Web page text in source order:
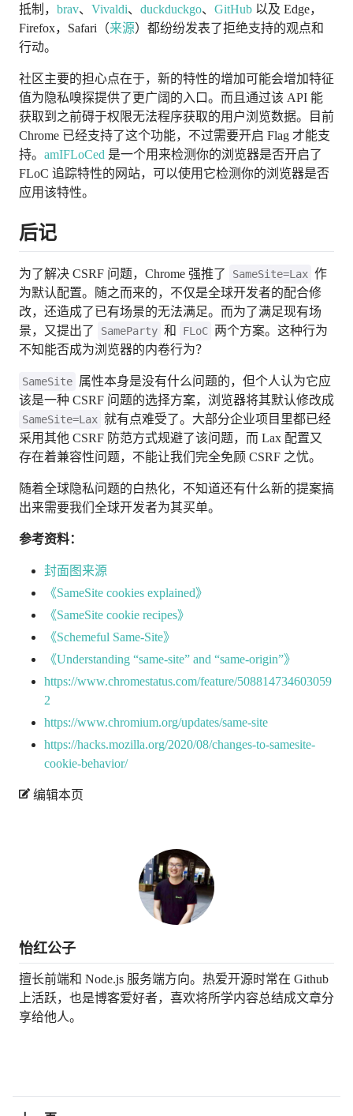
抵制， brav、 Vivaldi、 duckduckgo、 GitHub 以及 Edge，
Firefox，Safari（来源）都纷纷发表了拒绝支持的观点和
行动。
社区主要的担心点在于，新的特性的增加可能会增加特征
值为隐私嗅探提供了更广阔的入口。而且通过该 API 能
获取到之前碍于权限无法程序获取的用户浏览数据。目前
Chrome 已经支持了这个功能，不过需要开启 Flag 才能支
持。 amIFLoCed 是一个用来检测你的浏览器是否开启了
FLoC 追踪特性的网站，可以使用它检测你的浏览器是否
应用该特性。
后记
为了解决 CSRF 问题，Chrome 强推了 SameSite=Lax 作
为默认配置。随之而来的，不仅是全球开发者的配合修
改，还造成了已有场景的无法满足。而为了满足现有场
景，又提出了
SameParty 和 FLoC 两个方案。这种行为
不知能否成为浏览器的内卷行为？
SameSite 属性本身是没有什么问题的，但个人认为它应
该是一种 CSRF 问题的选择方案，浏览器将其默认修改成
SameSite=Lax 就有点难受了。大部分企业项目里都已经
采用其他 CSRF 防范方式规避了该问题，而 Lax 配置又
存在着兼容性问题，不能让我们完全免顾 CSRF 之忧。
随着全球隐私问题的白热化，不知道还有什么新的提案搞
出来需要我们全球开发者为其买单。
参考资料：
封面图来源
《SameSite cookies explained》
《SameSite cookie recipes》
《Schemeful Same-Site》
《Understanding “same-site” and “same-origin”》
https://www.chromestatus.com/feature/508814734603059
2
https://www.chromium.org/updates/same-site
https://hacks.mozilla.org/2020/08/changes-to-samesite-
cookie-behavior/
编辑本页
怡红公子
擅长前端和 Node.js 服务端方向。热爱开源时常在 Github
上活跃，也是博客爱好者，喜欢将所学内容总结成文章分
享给他人。